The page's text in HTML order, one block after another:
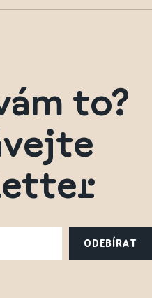
to?
ODEBÍRAT